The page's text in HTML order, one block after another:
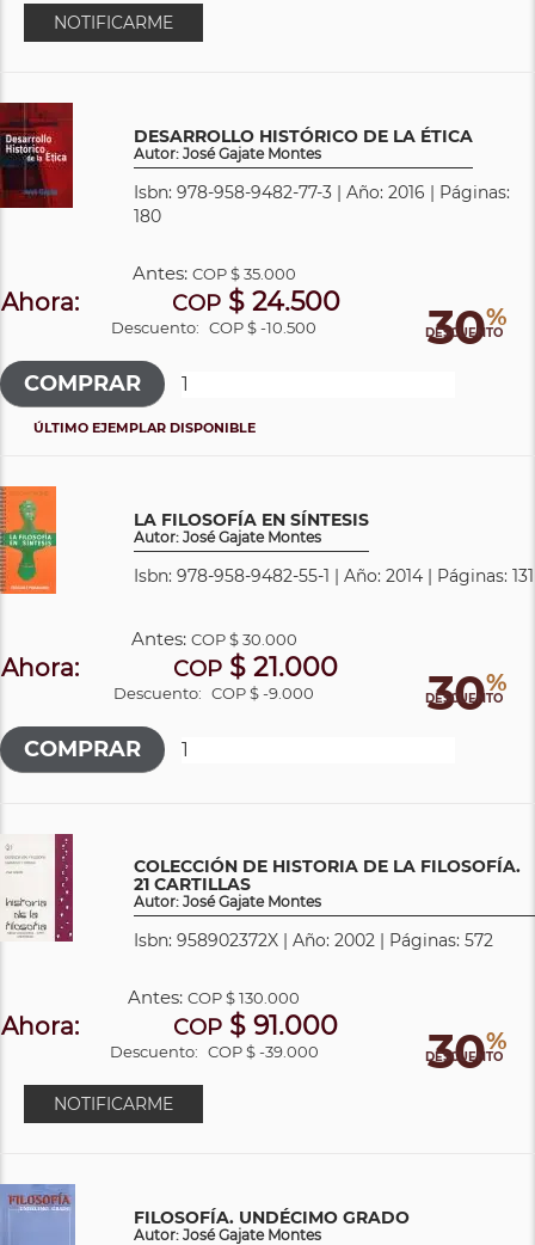
NOTIFICARME
DESARROLLO HISTÓRICO DE LA ÉTICA
Autor: José Gajate Montes
Isbn: 978-958-9482-77-3 | Año: 2016 | Páginas:
180
30%
DESCUENTO
Antes: COP$ 35.000
Ahora: COP$ 24.500
Descuento: COP $ -10.500
ÚLTIMO EJEMPLAR DISPONIBLE
LA FILOSOFÍA EN SÍNTESIS
Autor: José Gajate Montes
Isbn: 978-958-9482-55-1 | Año: 2014 | Páginas: 131
30%
DESCUENTO
Antes: COP$ 30.000
Ahora: COP $ 21.000
Descuento: COP $ -9.000
COLECCIÓN DE HISTORIA DE LA FILOSOFÍA.
21 CARTILLAS
Autor: José Gajate Montes
Isbn: 958902372X | Año: 2002 | Páginas: 572
30%
DESCUENTO
Antes:COP$ 130.000
Ahora: COP $ 91.000
Descuento: COP $ -39.000
NOTIFICARME
FILOSOFÍA. UNDÉCIMO GRADO
Autor: José Gajate Montes